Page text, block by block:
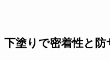
下塗りで密着性と